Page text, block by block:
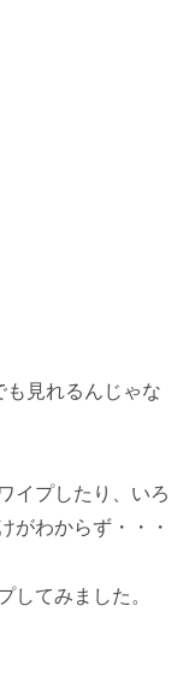
も見れるんじゃな
イプしたり、いろ
がわからず・・・
してみました。